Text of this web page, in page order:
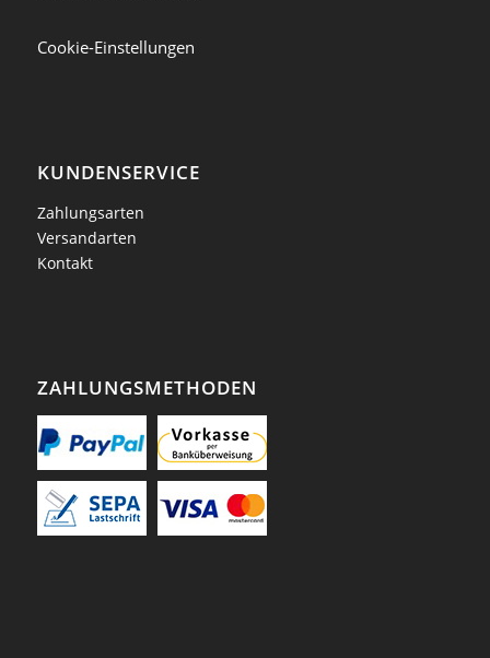
Cookie-Einstellungen
KUNDENSERVICE
Zahlungsarten
Versandarten
Kontakt
ZAHLUNGSMETHODEN